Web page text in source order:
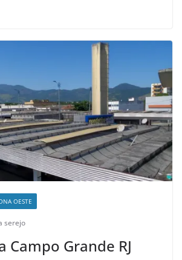
OESTE
serejo
Campo Grande RJ